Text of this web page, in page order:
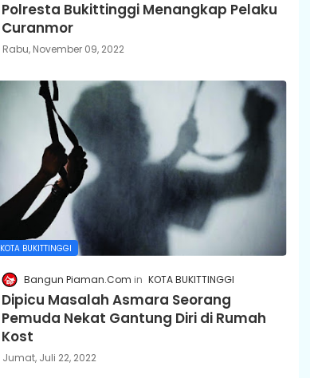
Polresta Bukittinggi Menangkap Pelaku
Curanmor
Rabu, November 09, 2022
KOTA BUKITTINGGI
Bangun Piaman.Com KOTA BUKITTINGGI
Dipicu Masalah Asmara Seorang
Pemuda Nekat Gantung Diri di Rumah
Kost
Jumat, Juli 22, 2022